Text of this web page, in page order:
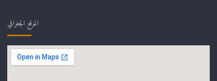
الموقع الجغرافي